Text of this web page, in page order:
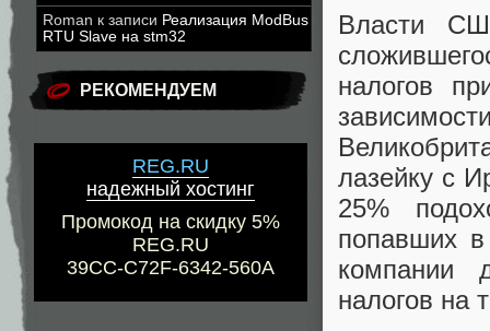
Roman к записи Реализация ModBus
RTU Slave на stm32
РЕКОМЕНДУЕМ
REG.RU
надежный хостинг
Промокод на скидку 5%
REG.RU
39CC-C72F-6342-560A
Власти
налогов
лазейку с
25%
попавших
компании
налогов на